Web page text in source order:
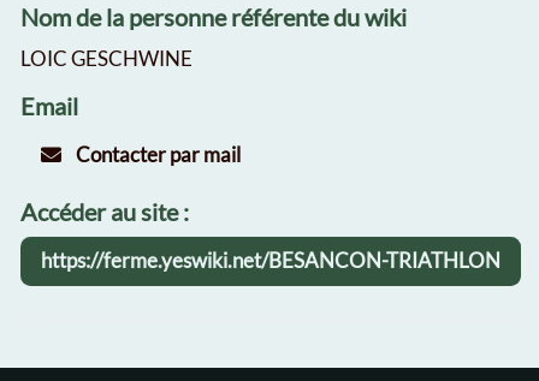
Nom de la personne référente du wiki
LOIC GESCHWINE
Email
Contacter par mail
Accéder au site :
https://ferme.yeswiki.net/BESANCON-TRIATHLON